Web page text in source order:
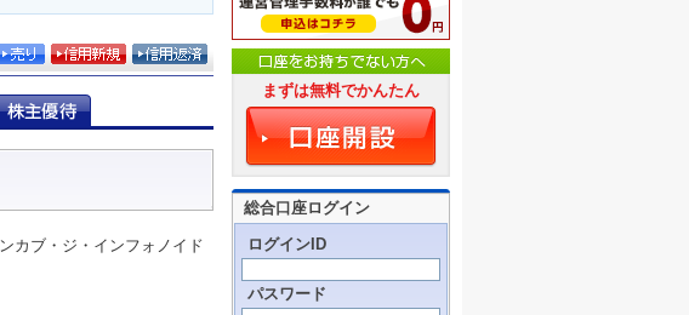
カブ・ジ・インフォノイド
まずは無料でかんたん
総合口座ログイン
ログインID
パスワード